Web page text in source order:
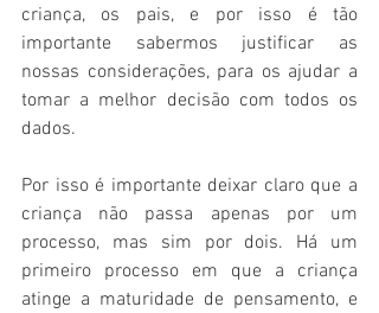
criança, os pais, e por isso é tão
importante sabermos justificar as
nossas considerações, para os ajudar a
tomar a melhor decisão com todos os
dados.
Por isso é importante deixar claro que a
criança não passa apenas por um
processo, mas sim por dois. Há um
primeiro processo em que a criança
atinge a maturidade de pensamento, e